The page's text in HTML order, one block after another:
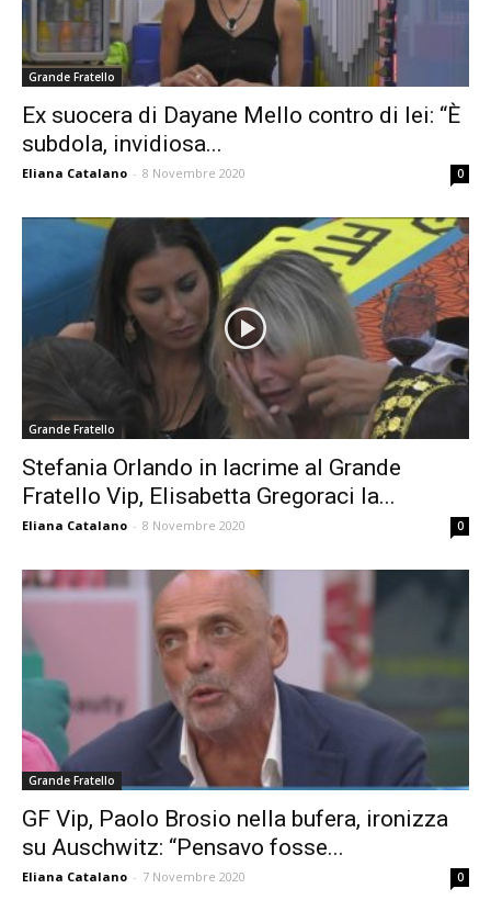
Grande Fratello
Ex suocera di Dayane Mello contro di lei: “È
subdola, invidiosa...
Eliana Catalano - 8 Novembre 2020 0
Grande Fratello
Stefania Orlando in lacrime al Grande
Fratello Vip, Elisabetta Gregoraci la...
Eliana Catalano - 8 Novembre 2020 0
Grande Fratello
GF Vip, Paolo Brosio nella bufera, ironizza
su Auschwitz: “Pensavo fosse...
Eliana Catalano - 7 Novembre 2020 0